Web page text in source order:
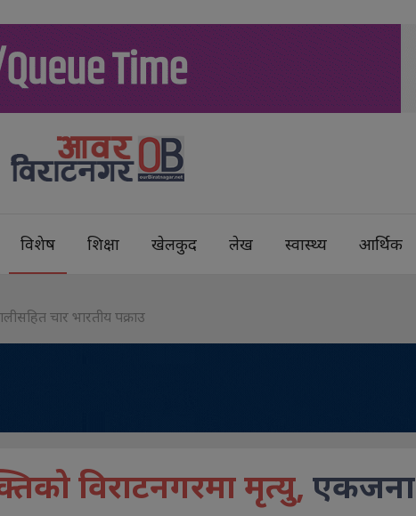
विशेष शिक्षा खेलकुद लेख स्वास्थ्य आर्थिक
चार भारतीय पक्राउ
विराटनगरमा मृत्यु, एकजना